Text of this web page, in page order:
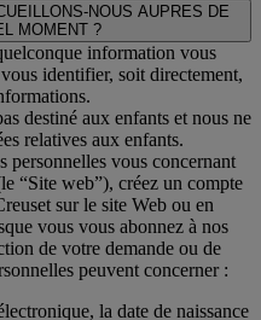
NOUS AUPRES DE
MOMENT ?
information vous
identifier, soit directement,
destiné aux enfants et nous ne
relatives aux enfants.
personnelles vous concernant
“Site web”), créez un compte
sur le site Web ou en
vous vous abonnez à nos
de votre demande ou de
peuvent concerner :
la date de naissance